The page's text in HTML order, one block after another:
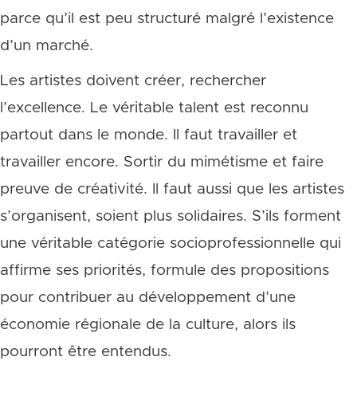
parce qu’il est peu structuré malgré l’existence
d’un marché.
Les artistes doivent créer, rechercher
l’excellence. Le véritable talent est reconnu
partout dans le monde. Il faut travailler et
travailler encore. Sortir du mimétisme et faire
preuve de créativité. Il faut aussi que les artistes
s’organisent, soient plus solidaires. S’ils forment
une véritable catégorie socioprofessionnelle qui
affirme ses priorités, formule des propositions
pour contribuer au développement d’une
économie régionale de la culture, alors ils
pourront être entendus.